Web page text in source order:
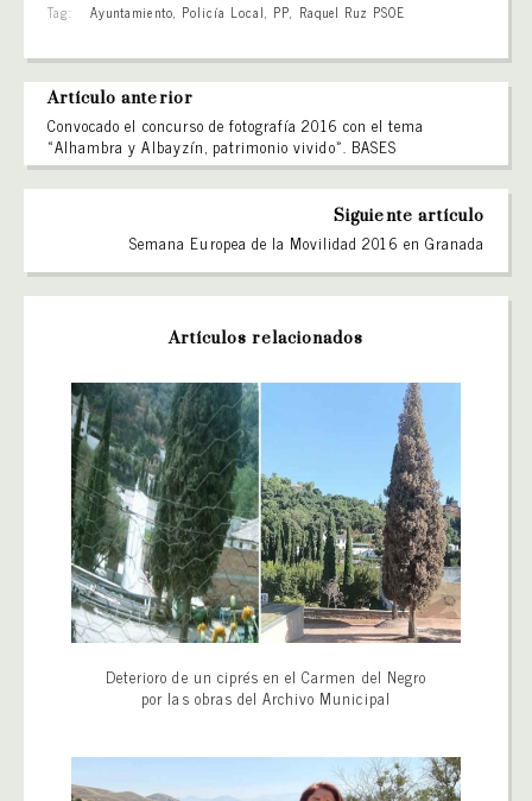
Tag: Ayuntamiento, Policía Local, PP, Raquel Ruz PSOE
Artículo anterior
Convocado el concurso de fotografía 2016 con el tema
«Alhambra y Albayzín, patrimonio vivido». BASES
Siguiente artículo
Semana Europea de la Movilidad 2016 en Granada
Artículos relacionados
Deterioro de un ciprés en el Carmen del Negro
por las obras del Archivo Municipal